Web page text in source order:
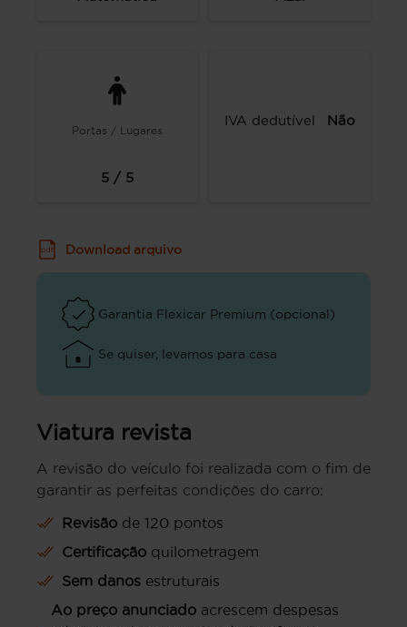
Portas / Lugares
5 / 5
IVA dedutível Não
Download arquivo
Garantia Flexicar Premium (opcional)
Se quiser, levamos para casa
Viatura revista
A revisão do veículo foi realizada com o fim de
garantir as perfeitas condições do carro:
Revisão de 120 pontos
Certificação quilometragem
Sem danos estruturais
Ao preço anunciado acrescem despesas